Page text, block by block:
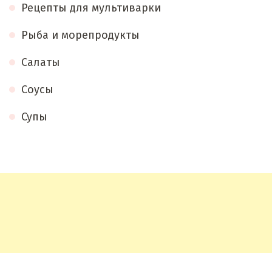
Рецепты для мультиварки
Рыба и морепродукты
Салаты
Соусы
Супы